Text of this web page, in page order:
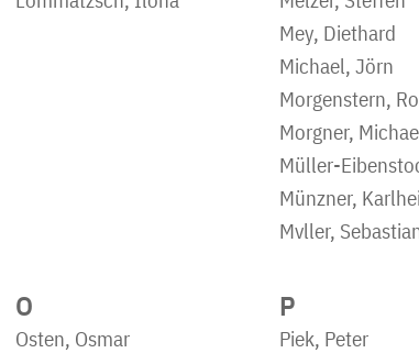
Mey, Diethard
Michael, Jörn
Morgenstern,
Morgner,
Müller-
Münzner,
Mvller,
O
Osten, Osmar
P
Piek, Peter